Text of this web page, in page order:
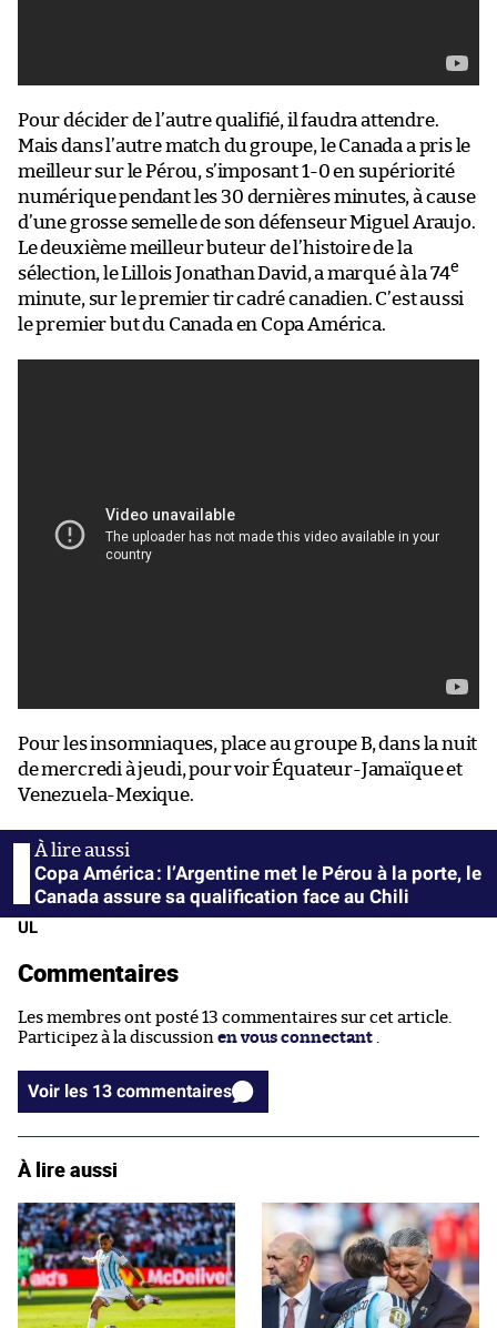
Pour décider de l’autre qualifié, il faudra attendre.
Mais dans l’autre match du groupe, le Canada a pris le
meilleur sur le Pérou, s’imposant 1-0 en supériorité
numérique pendant les 30 dernières minutes, à cause
d’une grosse semelle de son défenseur Miguel Araujo.
Le deuxième meilleur buteur de l’histoire de la
sélection, le Lillois Jonathan David, a marqué à la 74e
minute, sur le premier tir cadré canadien. C’est aussi
le premier but du Canada en Copa América.
Pour les insomniaques, place au groupe B, dans la nuit
de mercredi à jeudi, pour voir Équateur-Jamaïque et
Venezuela-Mexique.
Copa América : l’Argentine met le Pérou à la porte, le
Canada assure sa qualification face au Chili
UL
Commentaires
Les membres ont posté 13 commentaires sur cet article.
Participez à la discussion en vous connectant
Voir les 13 commentaires
À lire aussi